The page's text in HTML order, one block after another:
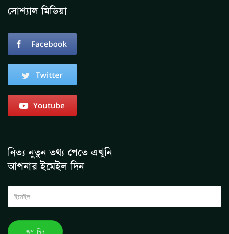
সোশ্যাল মিডিয়া
নিত্য নুতুন তথ্য পেতে এখুনি
আপনার ইমেইল দিন